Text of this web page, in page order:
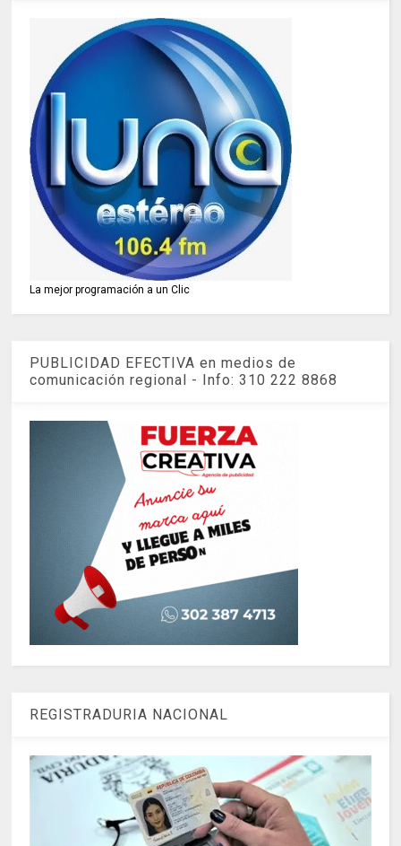
La mejor programación a un Clic
PUBLICIDAD EFECTIVA en medios de
comunicación regional - Info: 310 222 8868
REGISTRADURIA NACIONAL